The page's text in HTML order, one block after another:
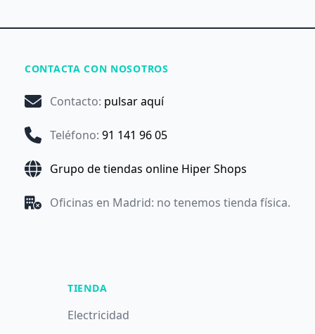
CONTACTA CON NOSOTROS
Contacto: pulsar aquí
Teléfono: 91 141 96 05
Grupo de tiendas online Hiper Shops
Oficinas en Madrid: no tenemos tienda física.
TIENDA
Electricidad